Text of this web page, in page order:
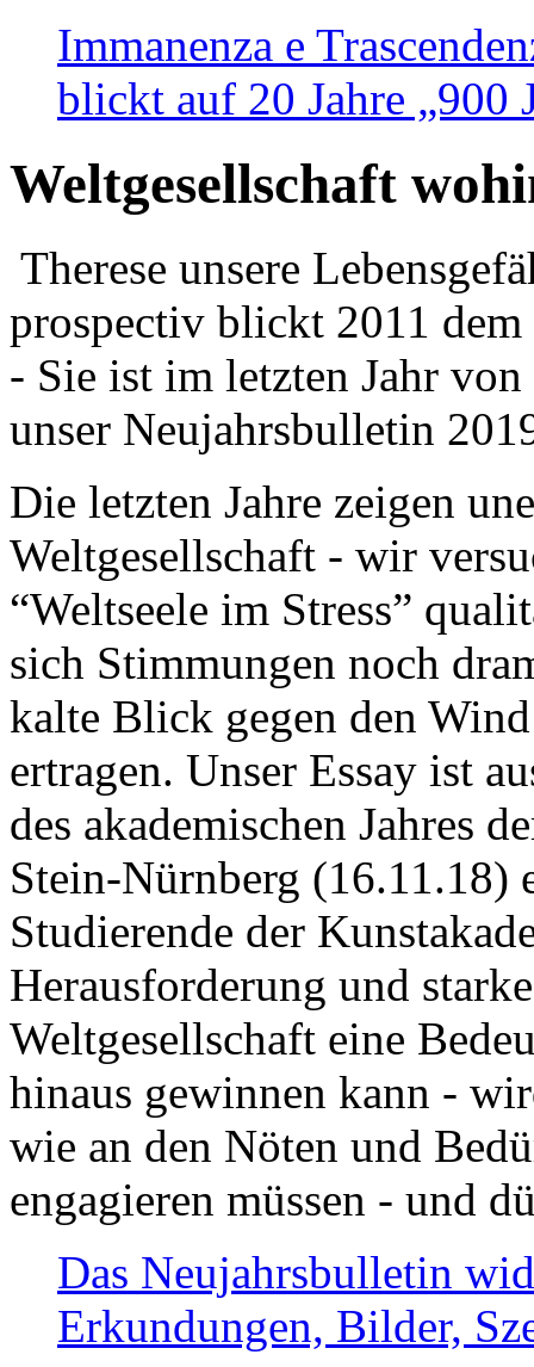
Immanenza e
blickt auf 20 Jahre „900
Weltgesellschaft
Therese unsere
prospectiv blickt 2011
- Sie ist im letzten Jahr
unser Neujahrsbulletin
Die letzten Jahre zeigen
Weltgesellschaft - wir
“Weltseele im Stress”
sich Stimmungen noch
kalte Blick gegen den
ertragen. Unser Essay ist
des akademischen Jahres
Stein-Nürnberg (16.11.18)
Studierende der
Herausforderung und
Weltgesellschaft eine
hinaus gewinnen kann -
wie an den Nöten und
engagieren müssen - und
Das Neujahrsbulletin
Erkundungen, Bilder,